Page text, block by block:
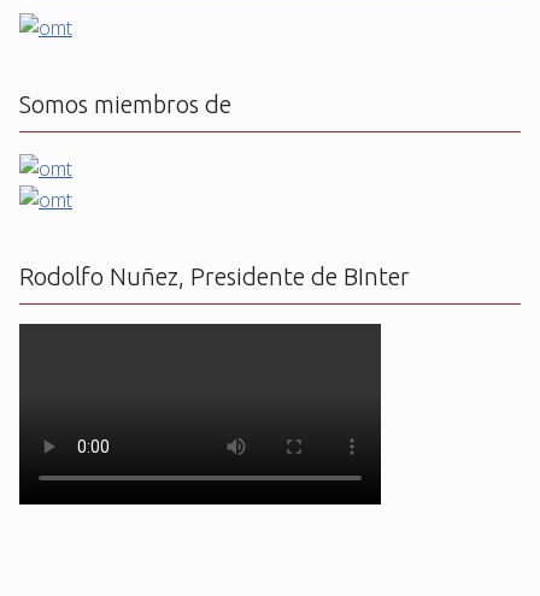
Somos miembros de
Rodolfo Nuñez, Presidente de BInter